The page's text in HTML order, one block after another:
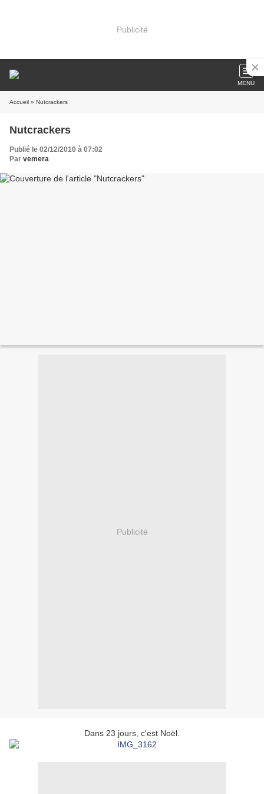
Publicité
MENU
Accueil » Nutcrackers
Nutcrackers
Publié le 02/12/2010 à 07:02
Par vemera
Publicité
Dans 23 jours, c'est Noël.